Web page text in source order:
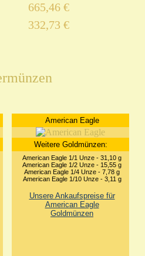
665,46 €
332,73 €
American Eagle
Weitere Goldmünzen:
American Eagle 1/1 Unze - 31,10 g
American Eagle 1/2 Unze - 15,55 g
American Eagle 1/4 Unze - 7,78 g
American Eagle 1/10 Unze - 3,11 g
Unsere Ankaufspreise für
American Eagle
Goldmünzen